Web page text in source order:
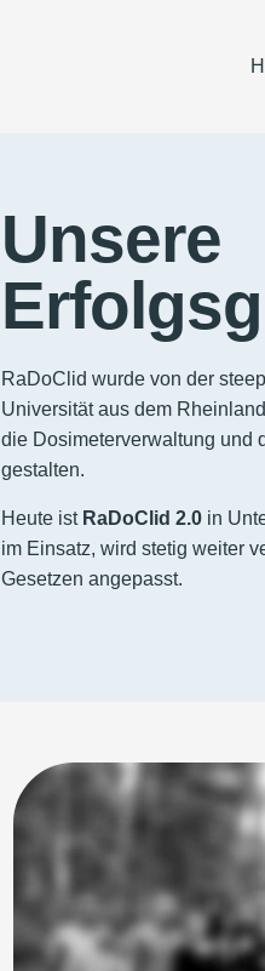
Unsere
RaDoClid wurde von der
Universität aus dem
die Dosimeterverwaltung und
gestalten.
Heute ist RaDoClid 2.0 in
im Einsatz, wird stetig weiter
Gesetzen angepasst.